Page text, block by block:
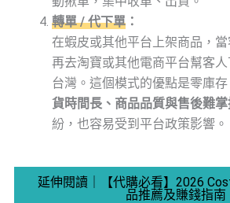
轉單 / 代下單 ：
在蝦皮或其他平台上架商品，
再去淘寶或其他電商平台幫客
台灣。這個模式的優點是零庫
貨時間長、商品品質與售後難
紛，也容易受到平台政策影響。
延伸閱讀｜【代購必看】2026
品推薦及賺錢指南